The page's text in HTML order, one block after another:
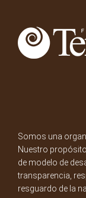
Somos una
Nuestro
de modelo de
transparencia,
resguardo de la